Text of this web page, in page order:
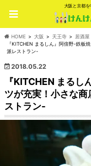
大阪と京都を
HOME 大阪 天王寺
居酒屋
『KITCHEN まるしん』阿倍野-鉄板
派レストラン-
2018.05.22
『KITCHEN まる
ツが充実！小さな
ストラン-